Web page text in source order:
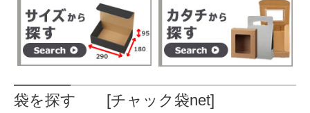
袋を探す [チャック袋net]